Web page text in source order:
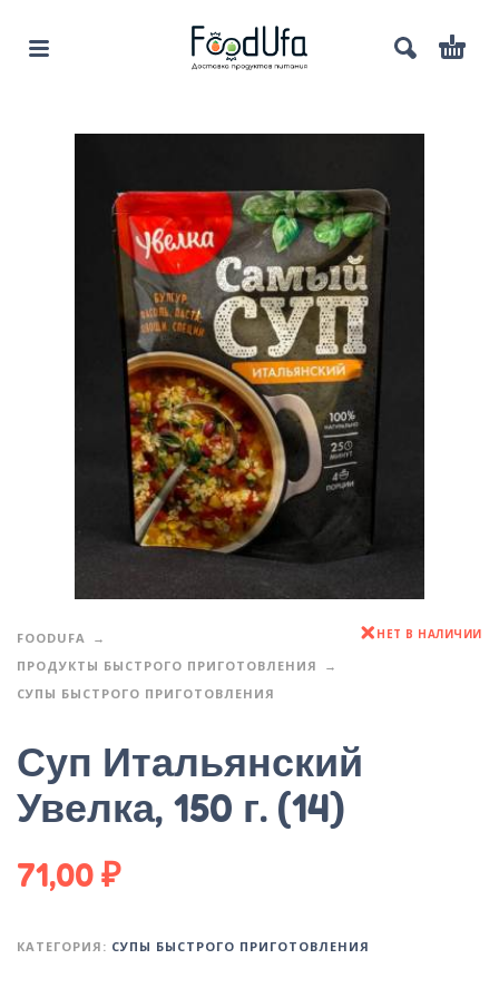
FOODUFA
ПРОДУКТЫ БЫСТРОГО ПРИГОТОВЛЕНИЯ
СУПЫ БЫСТРОГО ПРИГОТОВЛЕНИЯ
НЕТ В НАЛИЧИИ
Суп Итальянский
Увелка, 150 г. (14)
71,00₽
КАТЕГОРИЯ: СУПЫ БЫСТРОГО ПРИГОТОВЛЕНИЯ